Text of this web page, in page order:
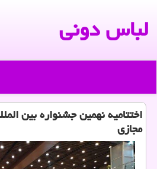
لباس دونی
اختتامیه نهمین جشنواره بین
مجازی